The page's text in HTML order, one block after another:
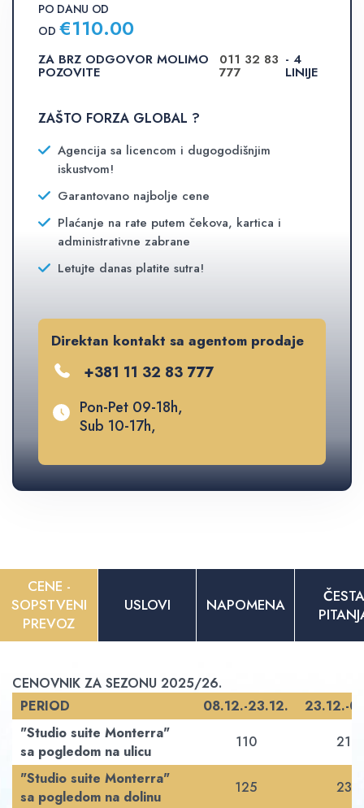
PO DANU OD
OD €110.00
ZA BRZ ODGOVOR MOLIMO
POZOVITE
011 32 83
777
- 4
LINIJE
ZAŠTO FORZA GLOBAL ?
Agencija sa licencom i dugogodišnjim
iskustvom!
Garantovano najbolje cene
Plaćanje na rate putem čekova, kartica i
administrativne zabrane
Letujte danas platite sutra!
Direktan kontakt sa agentom prodaje
+381 11 32 83 777
Pon-Pet 09-18h,
Sub 10-17h,
CENE -
SOPSTVENI
PREVOZ
USLOVI NAPOMENA
ČESTA
CENOVNIK ZA SEZONU 2025/26.
PERIOD
08.12.-23.12.
23.12.-
"Studio suite Monterra"
sa pogledom na ulicu
110
210
"Studio suite Monterra"
sa pogledom na dolinu
125
230